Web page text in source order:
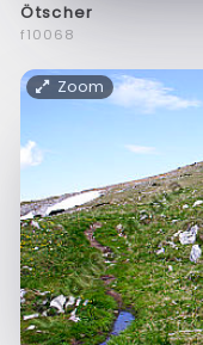
Ötscher
f10068
Zoom